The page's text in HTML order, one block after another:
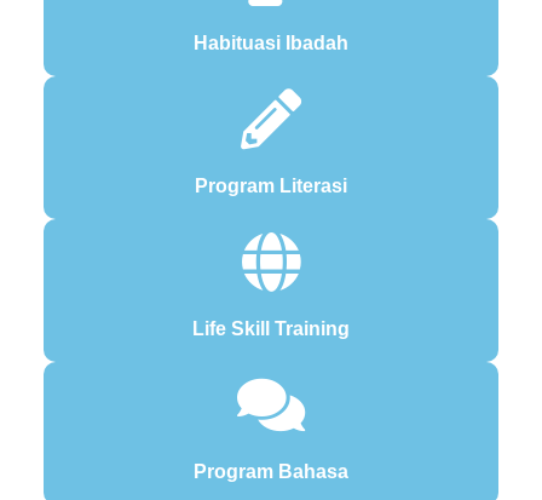
Habituasi Ibadah
Program Literasi
Life Skill Training
Program Bahasa